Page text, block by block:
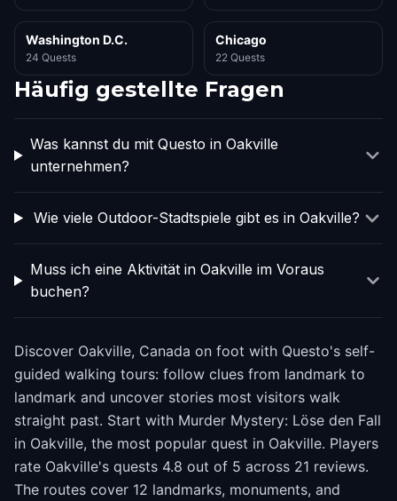
Washington D.C.
24 Quests
Chicago
22 Quests
Häufig gestellte Fragen
Was kannst du mit Questo in Oakville
unternehmen?
Wie viele Outdoor-Stadtspiele gibt es in Oakville?
Muss ich eine Aktivität in Oakville im Voraus
buchen?
Discover Oakville, Canada on foot with Questo's self-
guided walking tours: follow clues from landmark to
landmark and uncover stories most visitors walk
straight past. Start with Murder Mystery: Löse den Fall
in Oakville, the most popular quest in Oakville. Players
rate Oakville's quests 4.8 out of 5 across 21 reviews.
The routes cover 12 landmarks, monuments, and